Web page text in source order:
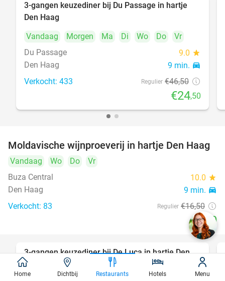
47%
3-gangen keuzediner bij Du Passage in hartje
Den Haag
Vandaag
Morgen Ma Di Wo Do
Vr
Du Passage
9.0 star
Den Haag 9 min. directions_car
Verkocht: 433 Regulier €46,50
€24,50
39%
Moldavische wijnproeverij in hartje Den Haag
Vandaag Wo Do
Vr
Buza Central
10.0 star
Den Haag 9 min. directions_car
Verkocht: 83 Regulier €16,50
€10
47%
3-gangen keuzediner bij De Luca in hartje Den
Haag
Home Dichtbij Restaurants Hotels Menu